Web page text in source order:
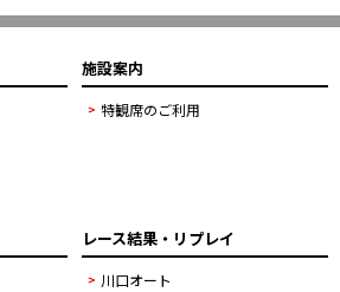
施設案内
特観席のご利用
レース結果・リプレイ
川口オート